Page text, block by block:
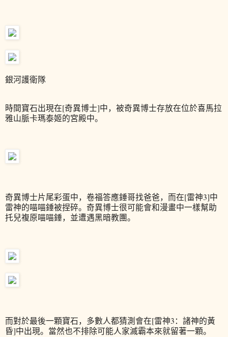
銀河護衛隊
時間寶石出現在[奇異博士]中，被奇異博士存放在位於喜馬拉
雅山脈卡瑪泰姬的宮殿中。
奇異博士片尾彩蛋中，卷福答應錘哥找爸爸，而在[雷神3]中
雷神的喵喵錘被捏碎。奇異博士很可能會和漫畫中一樣幫助
托兒複原喵喵錘，並遭遇黑暗教團。
而對於最後一顆寶石，多數人都猜測會在[雷神3：諸神的黃
昏]中出現。當然也不排除可能人家滅霸本來就留著一顆。